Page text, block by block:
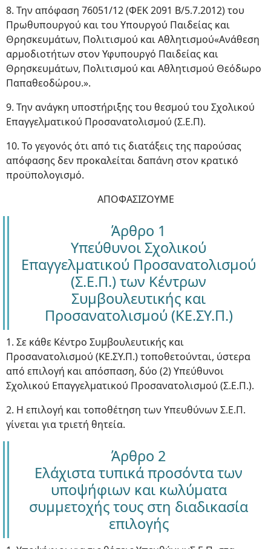
8. Την απόφαση 76051/12 (ΦΕΚ 2091 Β/5.7.2012) του
Πρωθυπουργού και του Υπουργού Παιδείας και
Θρησκευμάτων, Πολιτισμού και Αθλητισμού«Ανάθεση
αρμοδιοτήτων στον Υφυπουργό Παιδείας και
Θρησκευμάτων, Πολιτισμού και Αθλητισμού Θεόδωρο
Παπαθεοδώρου.».
9. Την ανάγκη υποστήριξης του θεσμού του Σχολικού
Επαγγελματικού Προσανατολισμού (Σ.Ε.Π).
10. Το γεγονός ότι από τις διατάξεις της παρούσας
απόφασης δεν προκαλείται δαπάνη στον κρατικό
προϋπολογισμό.
ΑΠΟΦΑΣΙΖΟΥΜΕ
Άρθρο 1
Υπεύθυνοι Σχολικού
Επαγγελματικού Προσανατολισμού
(Σ.Ε.Π.) των Κέντρων
Συμβουλευτικής και
Προσανατολισμού (ΚΕ.ΣΥ.Π.)
1. Σε κάθε Κέντρο Συμβουλευτικής και
Προσανατολισμού (ΚΕ.ΣΥ.Π.) τοποθετούνται, ύστερα
από επιλογή και απόσπαση, δύο (2) Υπεύθυνοι
Σχολικού Επαγγελματικού Προσανατολισμού (Σ.Ε.Π.).
2. Η επιλογή και τοποθέτηση των Υπευθύνων Σ.Ε.Π.
γίνεται για τριετή θητεία.
Άρθρο 2
Ελάχιστα τυπικά προσόντα των
υποψήφιων και κωλύματα
συμμετοχής τους στη διαδικασία
επιλογής